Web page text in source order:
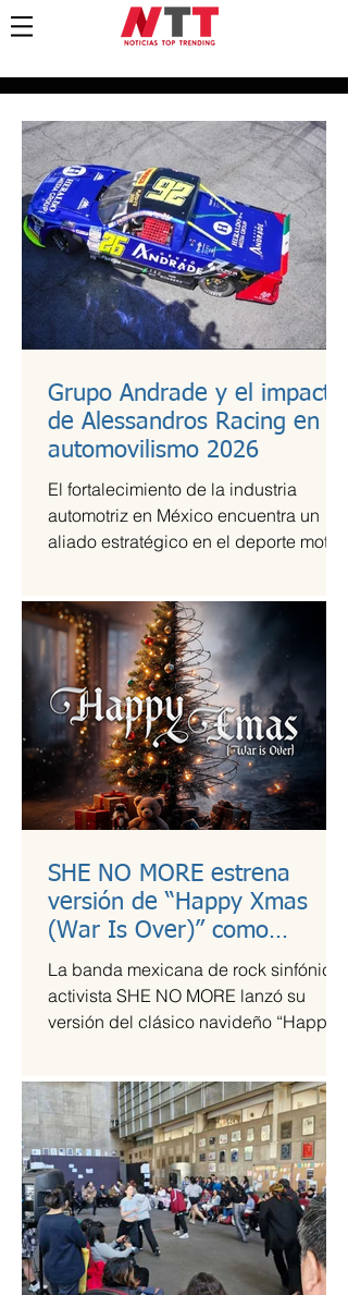
Grupo Andrade y el impacto
de Alessandros Racing en el
automovilismo 2026
El fortalecimiento de la industria
automotriz en México encuentra un
aliado estratégico en el deporte motor,
Alessandros Racing. En el marco de
su centenario, la organización utiliza la
alta competencia para validar su
capacidad técnica y operativa en las
pistas más exigentes del país durante
la temporada 2026.
SHE NO MORE estrena
versión de “Happy Xmas
(War Is Over)” como
llamado a la empatía en
tiempos de guerra
La banda mexicana de rock sinfónico
activista SHE NO MORE lanzó su
versión del clásico navideño “Happy
transforma el himno pacifista en un
arreglo metal sinfónico que mantiene
su esencia esperanzadora, pero con la
potencia característica del grupo.